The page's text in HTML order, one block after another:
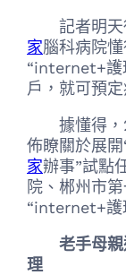
記者明
家腦科病院
“internet+護
戶，就可預
據懂得
佈瞭關於展
家辦事”試點
院、郴州市
“internet+護
老手母
理